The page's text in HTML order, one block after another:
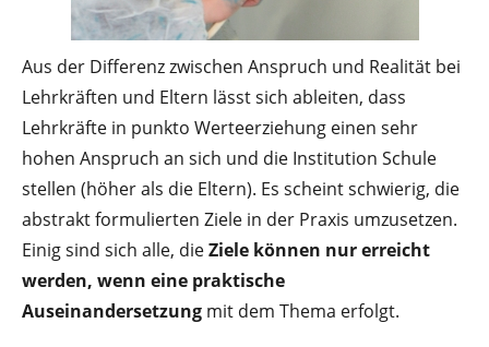
Aus der Differenz zwischen Anspruch und Realität bei
Lehrkräften und Eltern lässt sich ableiten, dass
Lehrkräfte in punkto Werteerziehung einen sehr
hohen Anspruch an sich und die Institution Schule
stellen (höher als die Eltern). Es scheint schwierig, die
abstrakt formulierten Ziele in der Praxis umzusetzen.
Einig sind sich alle, dieZiele können nur erreicht
werden, wenn eine praktische
Auseinandersetzung mit dem Thema erfolgt.